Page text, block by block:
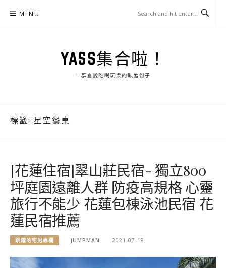
MENU
YASS集合啦！
一群喜愛吃喝玩樂的執著份子
標籤: 星空餐桌
[花蓮住宿]翠山莊民宿- 獨立800
坪庭園遠離人群 防疫高規格 心靈
旅行不能少 花蓮包棟泳池民宿 花
蓮民宿推薦
跳躍的宅男專欄 JUMPMAN 2021-07-18